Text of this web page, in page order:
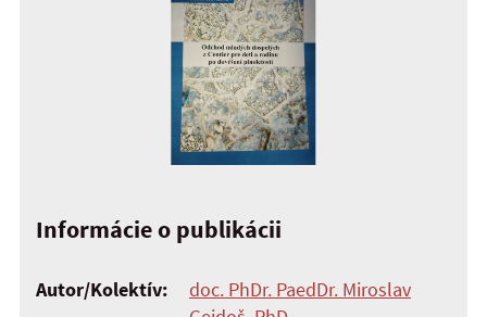
Informácie o publikácii
Autor/Kolektív:
doc. PhDr. PaedDr. Miroslav